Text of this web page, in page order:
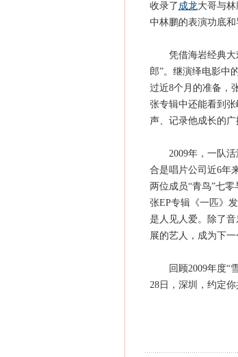
收录了 成龙大哥与林
中林鹏的表演功底和
凭借海岩经典大戏
郎”。继演绎电影中
过近8个月的准备，
张专辑中还能看到
声、记录他成长的广
2009年，一队活
合是唱片公司近6年
两位成员“青鸟”七
张EP专辑《一匹》
是人见人爱。除了
展的艺人，成为下
回顾2009年度“雪
28日，深圳，约定你